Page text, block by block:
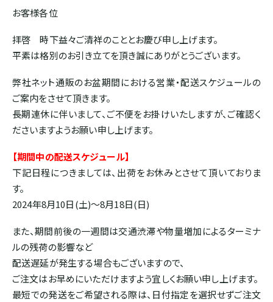
お客様各位
拝啓 時下益々ご清祥のこととお慶び申し上げます。
平素は格別のお引き立てを頂き誠にありがとうございます。
弊社ネット通販のお盆期間における営業・配送スケジュールの
ご案内をさせて頂きます。
長期連休に伴いまして、ご不便をお掛けいたしますが、ご確認く
ださいますようお願い申し上げます。
【期間中の配送スケジュール】
下記日程につきましては、出荷をお休みとさせて頂いておりま
す。
2024年8月10日(土)～8月18日(日)
また、期間前後の一週間は交通渋滞や物量増加によるターミナ
ルの残荷の影響など
配送遅延が発生する場合もございますので、
ご注文はお早めにいただけますよう宜しくお願い申し上げます。
最短での発送をご希望される際は、日付指定を選択せずご注文
エルサルバドル
ニカラグア
ホンジュラス
パナマ
SOUTH AMERICA
ブラジル
コロンビア
エクアドル